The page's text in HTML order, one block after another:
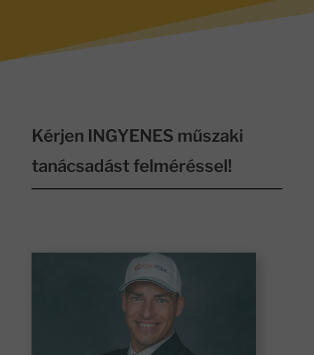
Kérjen INGYENES műszaki
tanácsadást felméréssel!